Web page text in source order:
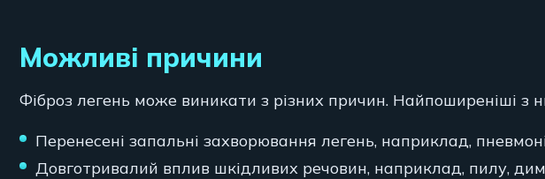
Можливі причини
Фіброз легень може виникати з різних причин. Найпоширеніші з
Перенесені запальні захворювання легень, наприклад,
Довготривалий вплив шкідливих речовин, наприклад, пилу,